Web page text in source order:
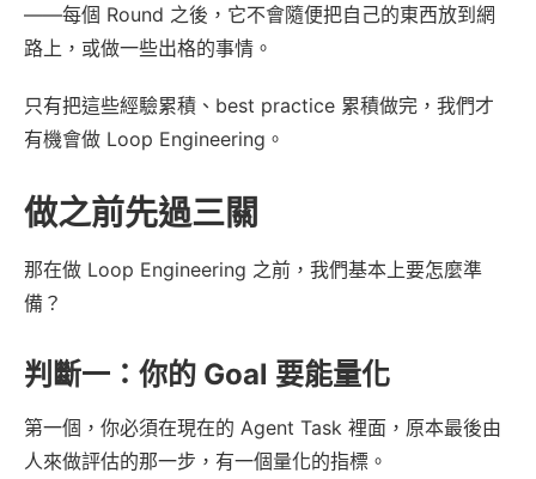
——每個 Round 之後，它不會隨便把自己的東西放到網
路上，或做一些出格的事情。
只有把這些經驗累積、best practice 累積做完，我們才
有機會做 Loop Engineering。
做之前先過三關
那在做 Loop Engineering 之前，我們基本上要怎麼準
備？
判斷一：你的 Goal 要能量化
第一個，你必須在現在的 Agent Task 裡面，原本最後由
人來做評估的那一步，有一個量化的指標。